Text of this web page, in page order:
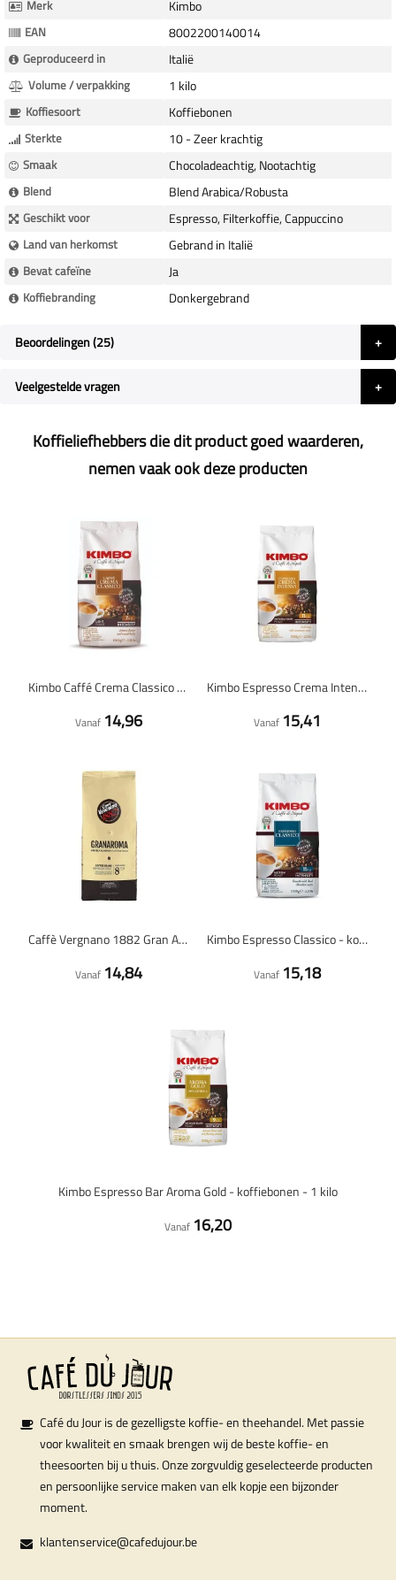
Merk Kimbo
EAN 8002200140014
Geproduceerd in Italië
Volume / verpakking 1 kilo
Koffiesoort Koffiebonen
Sterkte 10 - Zeer krachtig
Smaak Chocoladeachtig, Nootachtig
Blend Blend Arabica/Robusta
Geschikt voor Espresso, Filterkoffie, Cappuccino
Land van herkomst Gebrand in Italië
Bevat cafeïne Ja
Koffiebranding Donkergebrand
Beoordelingen 25
Veelgestelde vragen
Koffieliefhebbers die dit product goed waarderen,
nemen vaak ook deze producten
Kimbo Caffé Crema Classico - koffiebonen - 1 kilo
Vanaf 14,96
Kimbo Espresso Crema Intensa - koffiebonen - 1 kilo
Vanaf 15,41
Caffè Vergnano 1882 Gran Aroma - koffiebonen - 1 kilo
Vanaf 14,84
Kimbo Espresso Classico - koffiebonen - 1 kilo
Vanaf 15,18
Kimbo Espresso Bar Aroma Gold - koffiebonen - 1 kilo
Vanaf 16,20
Café du Jour is de gezelligste koffie- en theehandel. Met passie
voor kwaliteit en smaak brengen wij de beste koffie- en
theesoorten bij u thuis. Onze zorgvuldig geselecteerde producten
en persoonlijke service maken van elk kopje een bijzonder
moment.
klantenservice@cafedujour.be